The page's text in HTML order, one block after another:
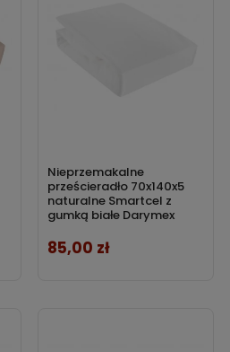
Nieprzemakalne
prześcieradło 70x140x5
naturalne Smartcel z
gumką białe Darymex
Cena
85,00 zł